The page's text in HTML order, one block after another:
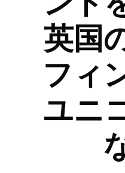
英国
フィ
ユニ